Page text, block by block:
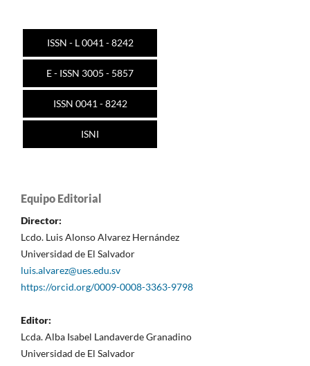
ISSN - L 0041 - 8242
E - ISSN 3005 - 5857
ISSN 0041 - 8242
ISNI
Equipo Editorial
Director:
Lcdo. Luis Alonso Alvarez Hernández
Universidad de El Salvador
luis.alvarez@ues.edu.sv
https://orcid.org/0009-0008-3363-9798
Editor:
Lcda. Alba Isabel Landaverde Granadino
Universidad de El Salvador